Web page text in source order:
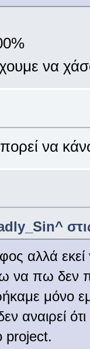
να
να
αλλά εκεί
να πω δεν
μόνο
αναιρεί
project.